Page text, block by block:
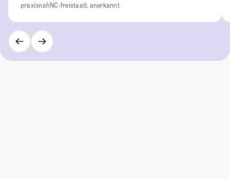
praxisnahNC-freistaatl. anerkannt